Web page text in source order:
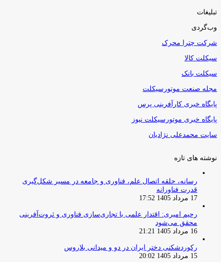
تبلیغات
وب‌گردی
شرکت چترا محرک
سیکلت کالا
سیکلت بانک
مجله صنعت موتورسیکلت
پایگاه خبری کارآفرینی پرس
پایگاه خبری موتورسیکلت نیوز
سایت محمدعلی نژادیان
نوشته های تازه
رسانه، حلقه اتصال علم، فناوری و جامعه در مسیر شکل‌گیری
قدرت فناورانه
17 مرداد 1405 17:52
رحیم امیری: اقتدار علمی با تجاری‌سازی فناوری و ثروت‌آفرینی
محقق می‌شود
16 مرداد 1405 21:21
رکوردشکنی دختر ایران در دو و میدانی بلاروس
15 مرداد 1405 20:02